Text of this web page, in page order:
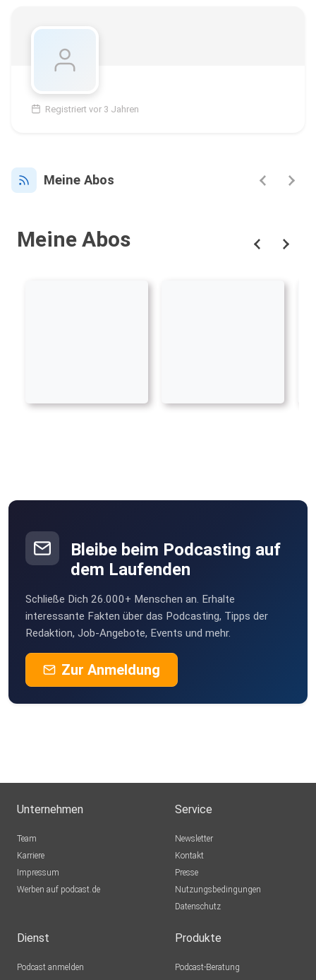
Registriert vor 3 Jahren
Meine Abos
Meine Abos
Bleibe beim Podcasting auf
dem Laufenden
Schließe Dich 26.000+ Menschen an. Erhalte
interessante Fakten über das Podcasting, Tipps der
Redaktion, Job-Angebote, Events und mehr.
Zur Anmeldung
Unternehmen
Team
Karriere
Impressum
Werben auf podcast.de
Service
Newsletter
Kontakt
Presse
Nutzungsbedingungen
Datenschutz
Dienst
Podcast anmelden
Produkte
Podcast-Beratung